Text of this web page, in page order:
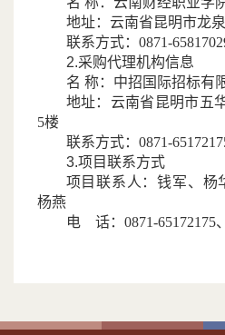
地址：云南省昆明市龙
联系方式： 0871-
2.采购代理机构信息
名 称：中招国际招标有
地址：云南省昆明市五
5楼
联系方式： 0871-
3.项目联系方式
项目联系人：钱军、杨
杨燕
电 话： 0871-65172175